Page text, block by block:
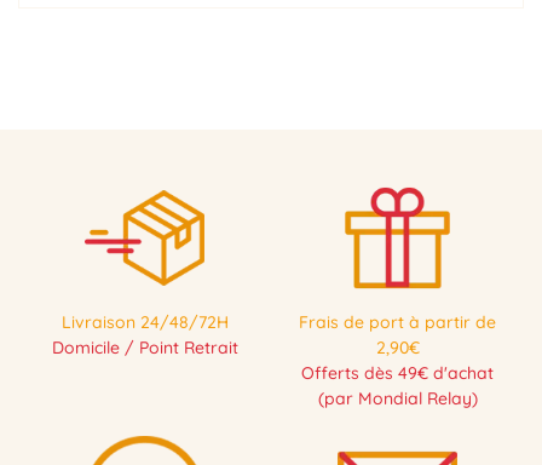
Livraison 24/48/72H
Domicile / Point Retrait
Frais de port à partir de
2,90€
Offerts dès 49€ d'achat
(par Mondial Relay)